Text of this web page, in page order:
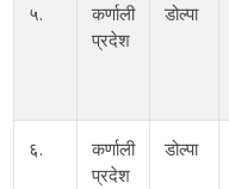
५.
कर्णाली
प्रदेश
डोल्पा
६.
कर्णाली
प्रदेश
डोल्पा